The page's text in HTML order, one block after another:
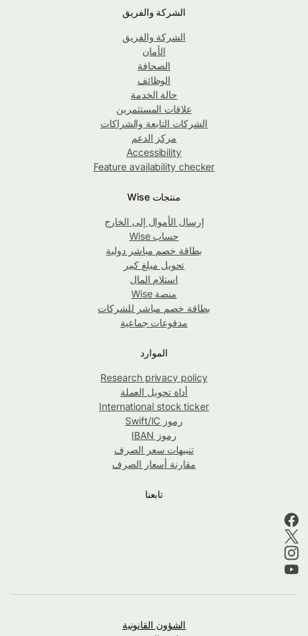
الشركة والفريق
الشركة والفريق
الأمان
الصحافة
الوظائف
حالة الخدمة
علاقات المستثمرين
الشركات التابعة والشراكات
مركز الدعم
Accessibility
Feature availability checker
منتجات Wise
إرسال الأموال إلى الخارج
حساب Wise
بطاقة خصم مباشر دولية
تحويل مبلغ كبير
استلام المال
منصة Wise
بطاقة خصم مباشر للشركات
مدفوعات جماعية
الموارد
Research privacy policy
أداة تحويل العملة
International stock ticker
رموز Swift/IC
رموز IBAN
تنبيهات سعر الصرف
مقارنة أسعار الصرف
تابعنا
الشؤون القانونية